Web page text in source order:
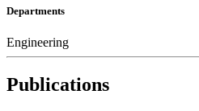
Departments
Engineering
Publications